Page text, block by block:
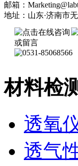
邮箱：
地址：山东·济南市
材料检
透氧
透气